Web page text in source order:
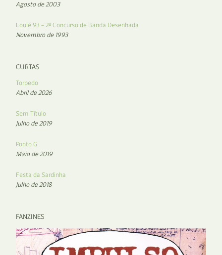
Agosto de 2003
Loulé 93 – 2º Concurso de Banda Desenhada
Novembro de 1993
CURTAS
Torpedo
Abril de 2026
Sem Título
Julho de 2019
Ponto G
Maio de 2019
Festa da Sardinha
Julho de 2018
FANZINES